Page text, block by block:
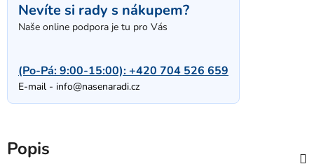
Nevíte si rady s nákupem?
Naše online podpora je tu pro Vás
(Po-Pá: 9:00-15:00):+420 704 526 659
E-mail - info@nasenaradi.cz
Popis